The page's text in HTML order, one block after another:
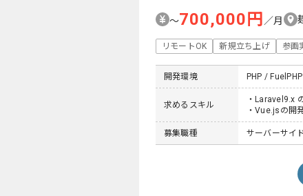
〜700,000円 ／月
リモートOK 新規立ち上げ 参画
開発環境 PHP /
求めるスキル
・Laravel9.x
・Vue.jsの開
募集職種 サーバーサイ